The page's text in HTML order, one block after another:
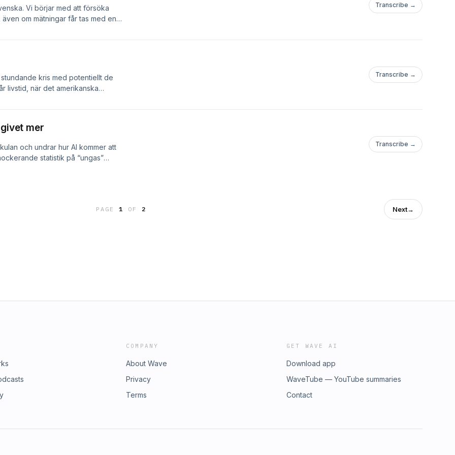
Vi börjar med att försöka
om mätningar får tas med en
Bli en registrerad
Transcribe →
kris med potentiellt de
livstid, när det amerikanska
slut vid Troja för att visa på vad
nyord:
tankebrottsling:
Transcribe →
mer
och undrar hur AI kommer att
statistik på “ungas”
Transcribe →
PAGE1 OF 2 Next→
COMPANY
About Wave
Privacy
Terms
GET WAVE AI
Download app
WaveTube — YouTube summaries
Contact